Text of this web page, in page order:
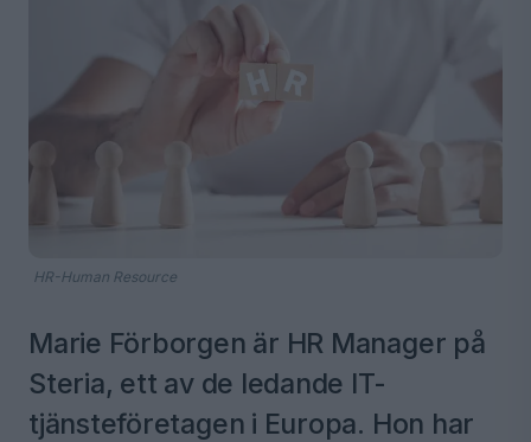
HR-Human Resource
Marie Förborgen är HR Manager på
Steria, ett av de ledande IT-
tjänsteföretagen i Europa. Hon har